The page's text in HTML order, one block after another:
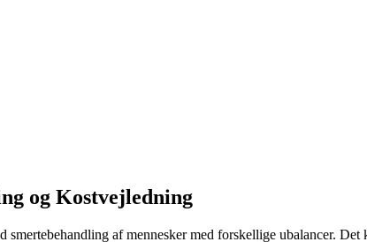
og Kostvejledning
af mennesker med forskellige ubalancer. Det